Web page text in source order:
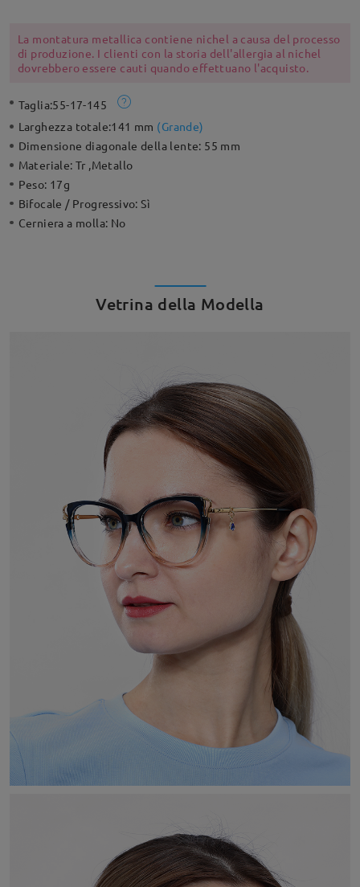
La montatura metallica contiene nichel a causa del processo
di produzione. I clienti con la storia dell'allergia al nichel
dovrebbero essere cauti quando effettuano l'acquisto.
Taglia:55-17-145
Larghezza totale:141 mm (Grande)
Dimensione diagonale della lente: 55 mm
Materiale:Tr ,Metallo
Peso: 17g
Bifocale / Progressivo:Sì
Cerniera a molla: No
Vetrina della Modella